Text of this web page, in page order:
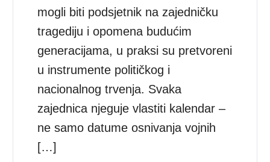
mogli biti podsjetnik na zajedničku
tragediju i opomena budućim
generacijama, u praksi su pretvoreni
u instrumente političkog i
nacionalnog trvenja. Svaka
zajednica njeguje vlastiti kalendar –
ne samo datume osnivanja vojnih
[…]